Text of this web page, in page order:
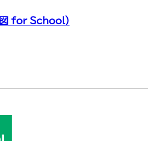
図 for School）